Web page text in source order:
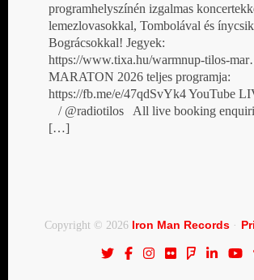
programhelyszínén izgalmas
lemezlovasokkal, Tombolával és
Bográcsokkal! Jegyek:
https://www.tixa.hu/warmnup-tilos-
MARATON 2026 teljes programja:
https://fb.me/e/47qdSvYk4 YouTube
/ @radiotilos All live booking
[…]
Copyright © 2026 Iron Man Records·